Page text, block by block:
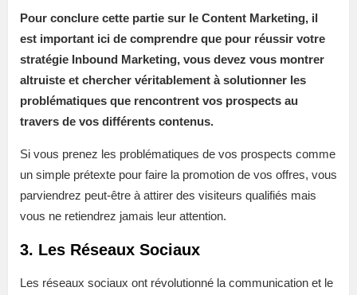
Pour conclure cette partie sur le Content Marketing, il
est important ici de comprendre que pour réussir votre
stratégie Inbound Marketing, vous devez vous montrer
altruiste et chercher véritablement à solutionner les
problématiques que rencontrent vos prospects au
travers de vos différents contenus.
Si vous prenez les problématiques de vos prospects comme
un simple prétexte pour faire la promotion de vos offres, vous
parviendrez peut-être à attirer des visiteurs qualifiés mais
vous ne retiendrez jamais leur attention.
3. Les Réseaux Sociaux
Les réseaux sociaux ont révolutionné la communication et le